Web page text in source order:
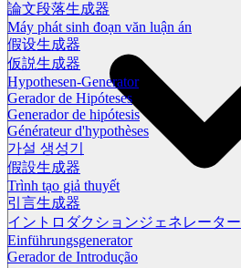
論文段落生成器
Máy phát sinh đoạn văn luận án
假设生成器
仮説生成器
Hypothesen-Generator
Gerador de Hipóteses
Generador de hipótesis
Générateur d'hypothèses
가설 생성기
假設生成器
Trình tạo giả thuyết
引言生成器
イントロダクションジェネレーター
Einführungsgenerator
Gerador de Introdução